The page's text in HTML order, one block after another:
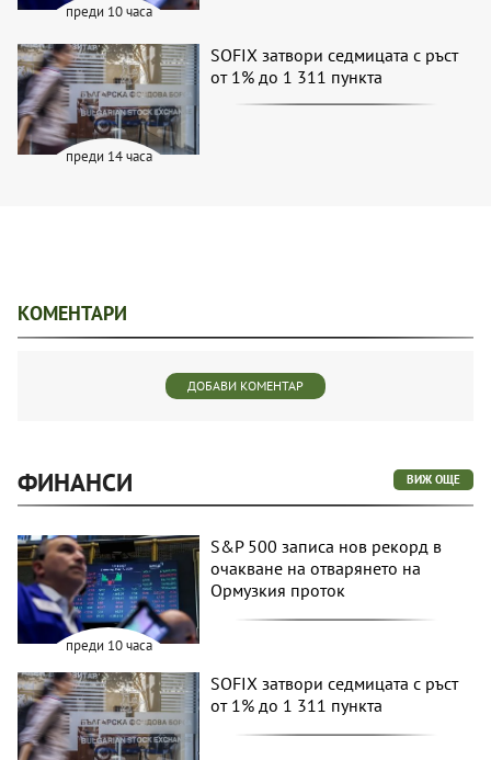
преди 10 часа
преди 14 часа
SOFIX затвори седмицата с ръст
от 1% до 1 311 пункта
КОМЕНТАРИ
ДОБАВИ КОМЕНТАР
ФИНАНСИ ВИЖ ОЩЕ
преди 10 часа
S&P 500 записа нов рекорд в
очакване на отварянето на
Ормузкия проток
SOFIX затвори седмицата с ръст
от 1% до 1 311 пункта